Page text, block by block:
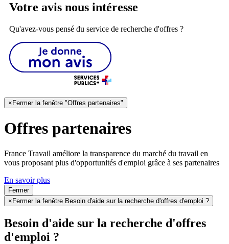
Votre avis nous intéresse
Qu'avez-vous pensé du service de recherche d'offres ?
× Fermer la fenêtre "Offres partenaires"
Offres partenaires
France Travail améliore la transparence du marché du travail en
vous proposant plus d'opportunités d'emploi grâce à ses partenaires
En savoir plus
Fermer
× Fermer la fenêtre Besoin d'aide sur la recherche d'offres d'emploi ?
Besoin d'aide sur la recherche d'offres
d'emploi ?